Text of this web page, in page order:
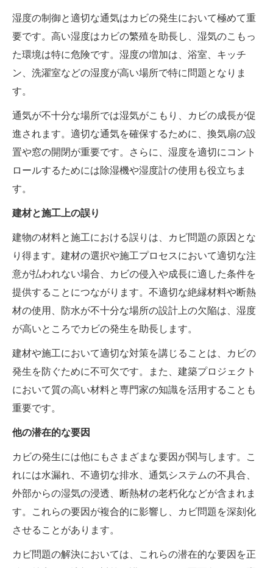
湿度の制御と適切な通気はカビの発生において極めて重
要です。高い湿度はカビの繁殖を助長し、湿気のこもっ
た環境は特に危険です。湿度の増加は、浴室、キッチ
ン、洗濯室などの湿度が高い場所で特に問題となりま
す。
通気が不十分な場所では湿気がこもり、カビの成長が促
進されます。適切な通気を確保するために、換気扇の設
置や窓の開閉が重要です。さらに、湿度を適切にコント
ロールするためには除湿機や湿度計の使用も役立ちま
す。
建材と施工上の誤り
建物の材料と施工における誤りは、カビ問題の原因とな
り得ます。建材の選択や施工プロセスにおいて適切な注
意が払われない場合、カビの侵入や成長に適した条件を
提供することにつながります。不適切な絶縁材料や断熱
材の使用、防水が不十分な場所の設計上の欠陥は、湿度
が高いところでカビの発生を助長します。
建材や施工において適切な対策を講じることは、カビの
発生を防ぐために不可欠です。また、建築プロジェクト
において質の高い材料と専門家の知識を活用することも
重要です。
他の潜在的な要因
カビの発生には他にもさまざまな要因が関与します。こ
れには水漏れ、不適切な排水、通気システムの不具合、
外部からの湿気の浸透、断熱材の老朽化などが含まれま
す。これらの要因が複合的に影響し、カビ問題を深刻化
させることがあります。
カビ問題の解決においては、これらの潜在的な要因を正